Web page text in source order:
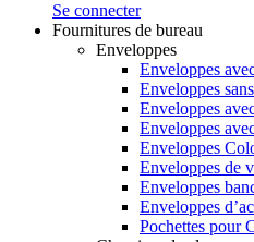
Se connecter
Fournitures de bureau
Enveloppes
Enveloppes
Enveloppes
Enveloppes
Enveloppes
Enveloppes
Enveloppes de
Enveloppes
Enveloppes
Pochettes pour